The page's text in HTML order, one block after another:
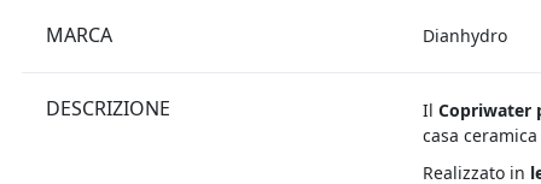
MARCA Dianhydro
DESCRIZIONE Il Copriwater
casa
Realizzato in